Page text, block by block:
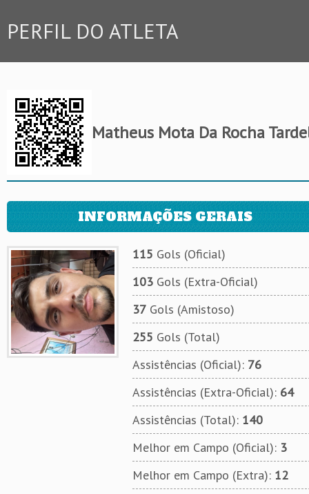
PERFIL DO ATLETA
Matheus Mota Da Rocha
INFORMAÇÕES GERAIS
115 Gols (Oficial)
103Gols (Extra-Oficial)
37Gols (Amistoso)
255 Gols (Total)
Assistências (Oficial): 76
Assistências (Extra-Oficial): 64
Assistências (Total): 140
Melhor em Campo (Oficial): 3
Melhor em Campo (Extra): 12